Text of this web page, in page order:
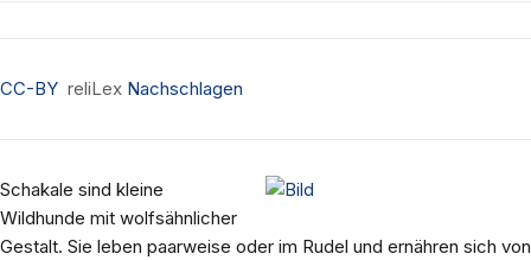
CC-BY reliLex Nachschlagen
Schakale sind kleine
Wildhunde mit wolfsähnlicher
Gestalt. Sie leben paarweise oder im Rudel und ernähren sich von